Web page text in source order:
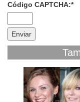
Código CAPTCHA:*